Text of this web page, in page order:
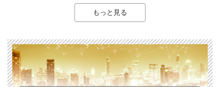
もっと見る